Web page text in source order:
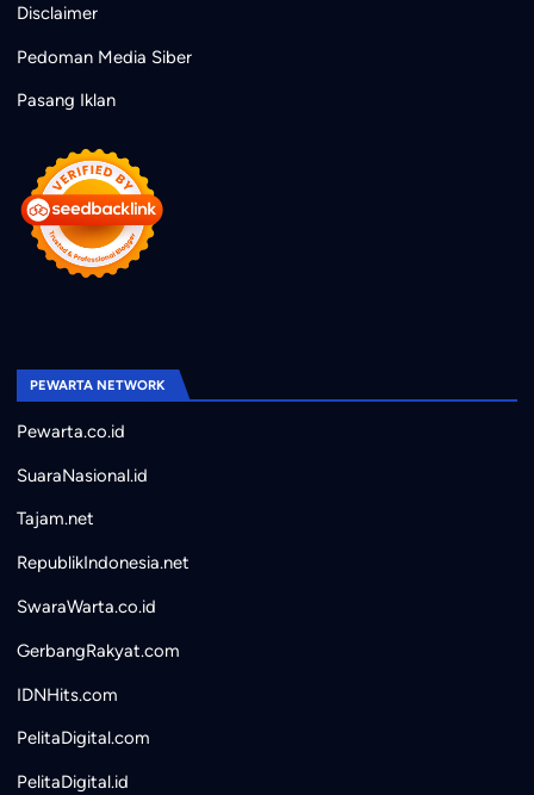
Disclaimer
Pedoman Media Siber
Pasang Iklan
PEWARTA NETWORK
Pewarta.co.id
SuaraNasional.id
Tajam.net
RepublikIndonesia.net
SwaraWarta.co.id
GerbangRakyat.com
IDNHits.com
PelitaDigital.com
PelitaDigital.id